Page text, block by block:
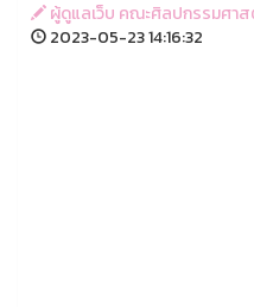
ผู้ดูแลเว็บ คณะศิลปกรรมศา
2023-05-23 14:16:32